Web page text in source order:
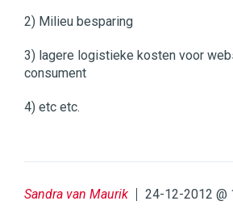
2) Milieu besparing
3) lagere logistieke kosten voor
consument
4) etc etc.
Sandra van Maurik 24-12-2012 @